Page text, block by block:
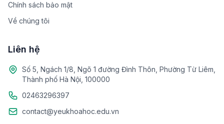
Chính sách bảo mật
Về chúng tôi
Liên hệ
Số 5, Ngách 1/8, Ngõ 1 đường Đình Thôn, Phường Từ Liêm,
Thành phố Hà Nội, 100000
02463296397
contact@yeukhoahoc.edu.vn